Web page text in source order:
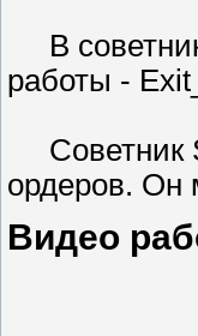
В
работы -
Советник
ордеров. Он
Видео